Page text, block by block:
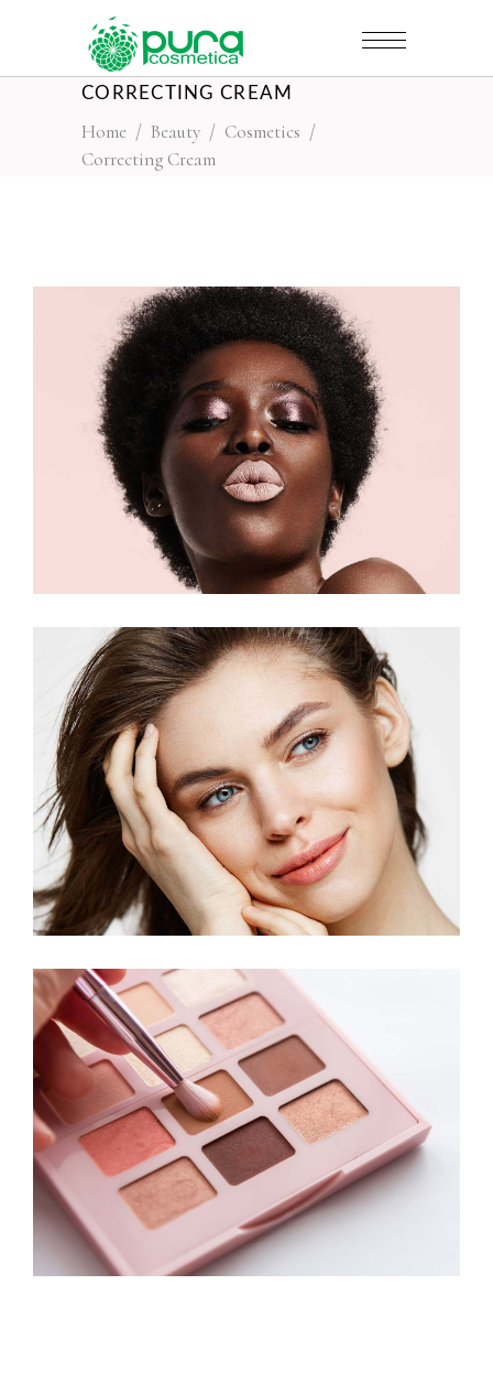
CORRECTING CREAM
Home / Beauty / Cosmetics /
Correcting Cream